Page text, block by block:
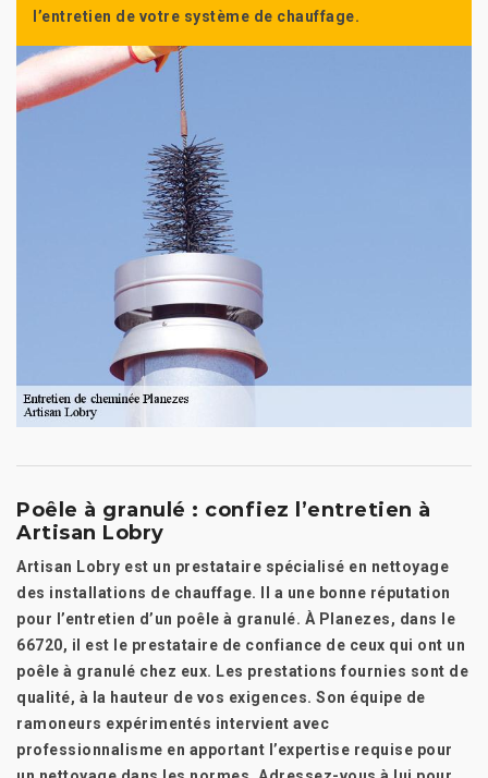
l’entretien de votre système de chauffage.
Poêle à granulé : confiez l’entretien à
Artisan Lobry
Artisan Lobry est un prestataire spécialisé en nettoyage
des installations de chauffage. Il a une bonne réputation
pour l’entretien d’un poêle à granulé. À Planezes, dans le
66720, il est le prestataire de confiance de ceux qui ont un
poêle à granulé chez eux. Les prestations fournies sont de
qualité, à la hauteur de vos exigences. Son équipe de
ramoneurs expérimentés intervient avec
professionnalisme en apportant l’expertise requise pour